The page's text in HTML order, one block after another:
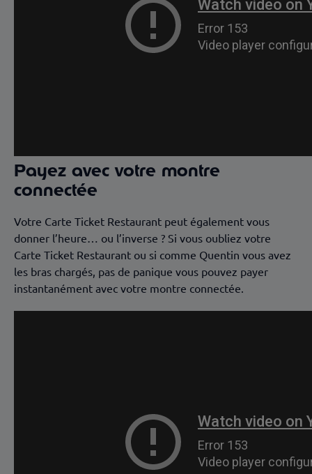
Payez avec votre montre
connectée
Votre Carte Ticket Restaurant peut également vous
donner l’heure… ou l’inverse ? Si vous oubliez votre
Carte Ticket Restaurant ou si comme Quentin vous avez
les bras chargés, pas de panique vous pouvez payer
instantanément avec votre montre connectée.